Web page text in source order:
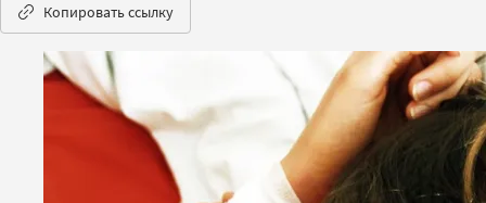
Копировать ссылку